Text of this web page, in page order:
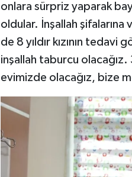
onlara sürpriz yaparak
oldular. İnşallah
de 8 yıldır kızının
inşallah taburcu
evimizde olacağız, bize